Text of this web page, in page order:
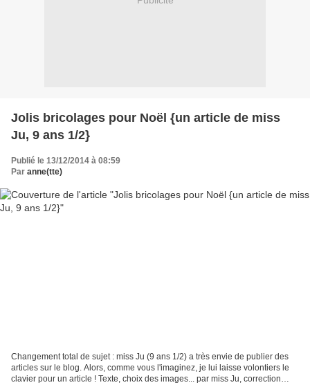
Jolis bricolages pour Noël {un article de miss
Ju, 9 ans 1/2}
Publié le 13/12/2014 à 08:59
Par anne(tte)
Changement total de sujet : miss Ju (9 ans 1/2) a très envie de publier des
articles sur le blog. Alors, comme vous l'imaginez, je lui laisse volontiers le
clavier pour un article ! Texte, choix des images... par miss Ju, correction